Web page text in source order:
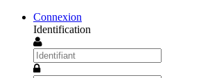
Connexion
Identification